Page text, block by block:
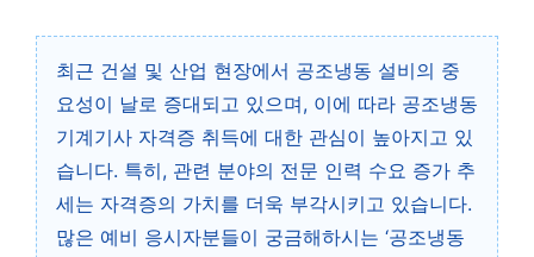
최근 건설 및 산업 현장에서 공조냉동 설비의 중
요성이 날로 증대되고 있으며, 이에 따라 공조냉동
기계기사 자격증 취득에 대한 관심이 높아지고 있
습니다. 특히, 관련 분야의 전문 인력 수요 증가 추
세는 자격증의 가치를 더욱 부각시키고 있습니다.
많은 예비 응시자분들이 궁금해하시는 ‘공조냉동